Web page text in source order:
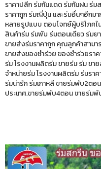
ราคาปลีก ร่มกันแดด ร่มกันฝน ร่
ราคาถูก ร่มญี่ปุ่น และร่มอื่นๆอีกม
หลายรูปแบบ ตอบโจทย์ผู้บริโภคใ
สินค้าร่ม ร่มพับ ร่มตอนเดียว ร่มย
ขายส่งร่มราคาถูก คุณลูกค้าสามาร
ขายส่งของชำร่วย ของชำร่วยร
ร่ม โรงงานผลิตร่ม ขายร่ม ร่ม ข
จำหน่ายร่ม โรงงานผลิตร่ม ร่มร
ร่มน่ารัก ร่มเกาหลี ขายร่มพับ2ตอ
ประเทศ.ขายร่มพับ4ตอน ขายร่ม